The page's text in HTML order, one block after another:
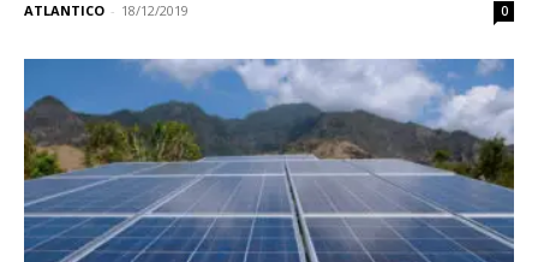
ATLANTICO - 18/12/2019 0